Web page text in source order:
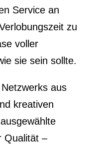
Service an
zu
voller
sie sein sollte.
aus
kreativen
Qualität –